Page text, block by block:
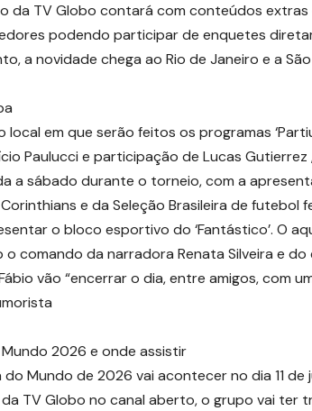
da TV Globo contará com conteúdos
podendo participar de enquetes
a novidade chega ao Rio de Janeiro e a
em que serão feitos os programas
Paulucci e participação de Lucas Gutierrez
a sábado durante o torneio, com a
e da Seleção Brasileira de futebol
o bloco esportivo do ‘Fantástico’. O
comando da narradora Renata Silveira e
vão “encerrar o dia, entre amigos, com
2026 e onde assistir
Mundo de 2026 vai acontecer no dia 11
TV Globo no canal aberto, o grupo vai ter